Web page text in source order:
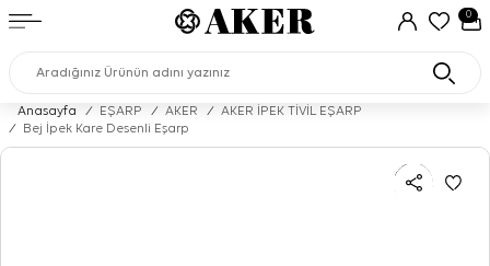
0
Anasayfa / EŞARP / AKER /
AKER İPEK TİVİL EŞARP
/
Bej İpek Kare Desenli Eşarp